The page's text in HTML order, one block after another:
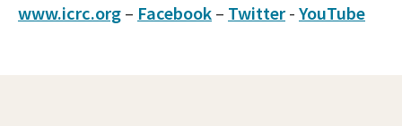
www.icrc.org– Facebook– Twitter-YouTube